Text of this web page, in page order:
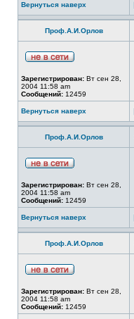
Вернуться наверх
Проф.А.И.Орлов
Зарегистрирован: Вт сен 28,
2004 11:58 am
Сообщений: 12459
Вернуться наверх
Проф.А.И.Орлов
Зарегистрирован: Вт сен 28,
2004 11:58 am
Сообщений: 12459
Вернуться наверх
Проф.А.И.Орлов
Зарегистрирован: Вт сен 28,
2004 11:58 am
Сообщений: 12459